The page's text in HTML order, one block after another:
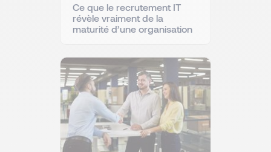
Ce que le recrutement IT
révèle vraiment de la
maturité d’une organisation